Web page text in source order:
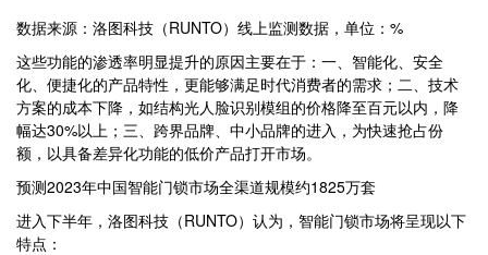
数据来源：洛图科技（RUNTO）线上监测数据，单位：%
这些功能的渗透率明显提升的原因主要在于：一、智能化、安全
化、便捷化的产品特性，更能够满足时代消费者的需求；二、技术
方案的成本下降，如结构光人脸识别模组的价格降至百元以内，降
幅达30%以上；三、跨界品牌、中小品牌的进入，为快速抢占份
额，以具备差异化功能的低价产品打开市场。
预测2023年中国智能门锁市场全渠道规模约1825万套
进入下半年，洛图科技（RUNTO）认为，智能门锁市场将呈现以下
特点：